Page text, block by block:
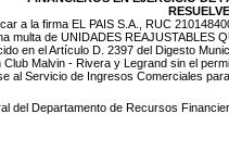
a la firma EL PAIS S.A., RUC
multa de UNIDADES REAJUSTABLES
en el Artículo D. 2397 del Digesto
Club Malvin - Rivera y Legrand sin el
al Servicio de Ingresos Comerciales
del Departamento de Recursos